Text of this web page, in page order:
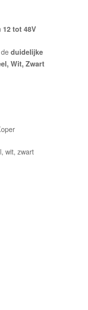
12 tot 48V
deduidelijke
Wit, Zwart
wit, zwart